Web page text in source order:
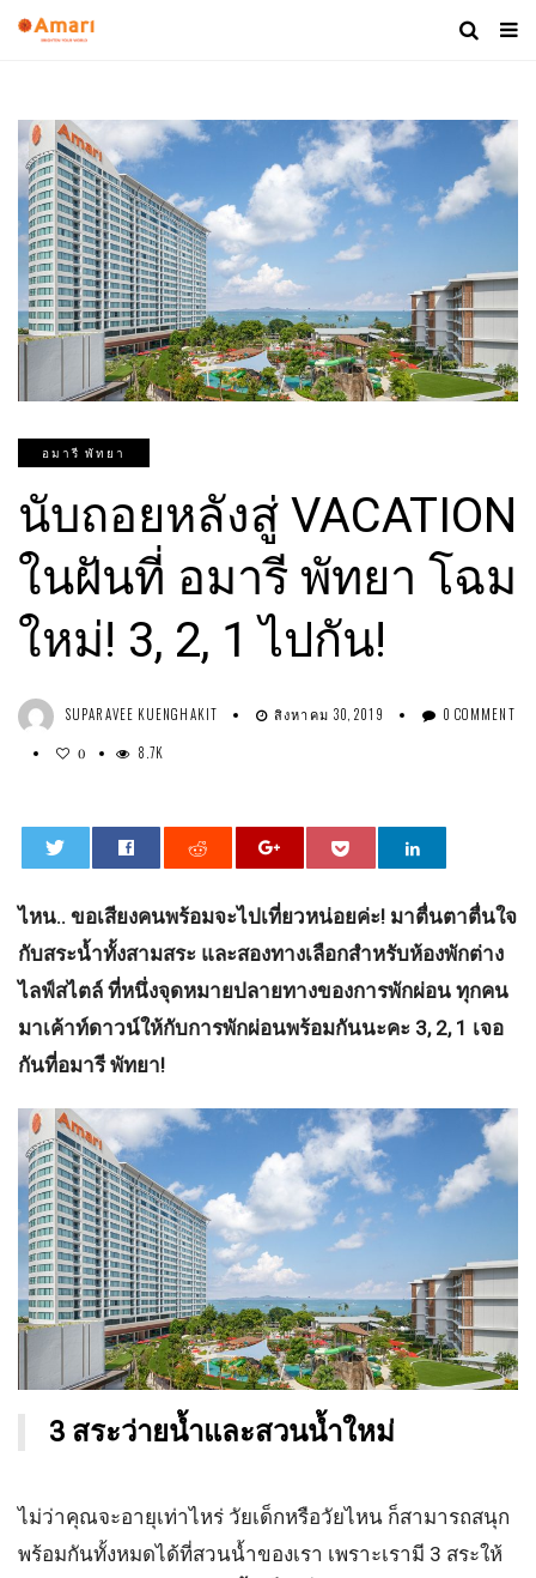
อมารี พัทยา
นับถอยหลังสู่ VACATION
ในฝันที่ อมารี พัทยา โฉม
ใหม่! 3, 2, 1 ไปกัน!
SUPARAVEE KUENGHAKIT สิงหาคม 30, 2019 0 COMMENT
0 8.7K
ไหน.. ขอเสียงคนพร้อมจะไปเที่ยวหน่อยค่ะ! มาตื่นตาตื่นใจ
กับสระน้ำทั้งสามสระ และสองทางเลือกสำหรับห้องพักต่าง
ไลฟ์สไตล์ ที่หนึ่งจุดหมายปลายทางของการพักผ่อน ทุกคน
มาเค้าท์ดาวน์ให้กับการพักผ่อนพร้อมกันนะคะ 3, 2, 1 เจอ
กันที่อมารี พัทยา!
3 สระว่ายน้ำและสวนน้ำใหม่
ไม่ว่าคุณจะอายุเท่าไหร่ วัยเด็กหรือวัยไหน ก็สามารถสนุก
พร้อมกันทั้งหมดได้ที่สวนน้ำของเรา เพราะเรามี 3 สระให้